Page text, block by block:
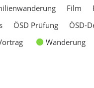
Film
ÖSD Prüfung ÖSD-
Wanderung